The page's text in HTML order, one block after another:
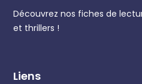
Découvrez nos fiches de
et thrillers !
Liens